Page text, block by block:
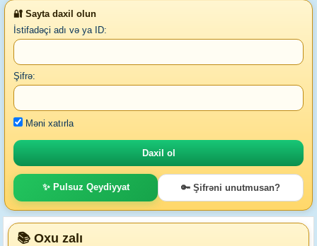
🔐 Sayta daxil olun
İstifadəçi adı və ya ID:
Şifrə:
Məni xatırla
✨ Pulsuz Qeydiyyat 🔑 Şifrəni unutmusan?
📚 Oxu zalı